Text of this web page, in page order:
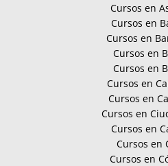
Cursos en
Cursos en
Cursos en
Cursos en
Cursos en
Cursos en
Cursos en
Cursos en
Cursos en
Cursos en
Cursos en